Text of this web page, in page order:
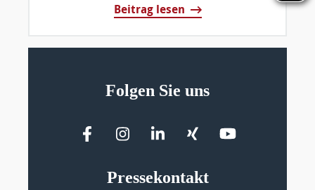
Beitrag lesen
Folgen Sie uns
Pressekontakt